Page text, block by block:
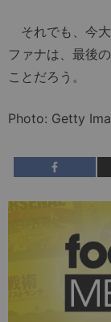
それでも、今
ファナは、最後
ことだろう。
Photo: Getty